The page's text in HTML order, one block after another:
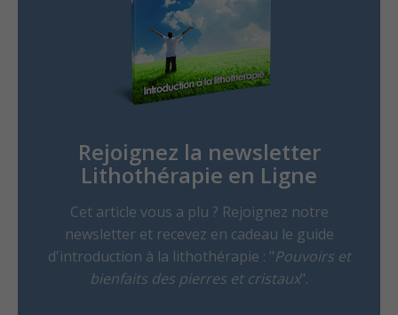
Rejoignez la newsletter
Lithothérapie en Ligne
Cet article vous a plu ? Rejoignez notre
newsletter et recevez en cadeau le guide
d'introduction à la lithothérapie : "Pouvoirs et
bienfaits des pierres et cristaux".